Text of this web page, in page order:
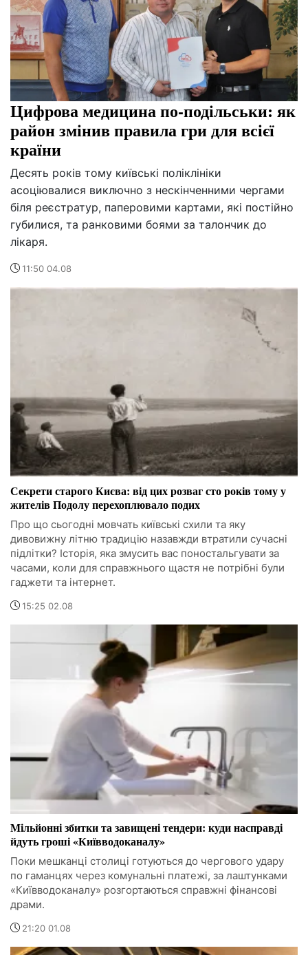
Цифрова медицина по-подільськи: як
район змінив правила гри для всієї
країни
Десять років тому київські поліклініки
асоціювалися виключно з нескінченними чергами
біля реєстратур, паперовими картами, які постійно
губилися, та ранковими боями за талончик до
лікаря.
11:50 04.08
Секрети старого Києва: від цих розваг сто років тому у
жителів Подолу перехоплювало подих
Про що сьогодні мовчать київські схили та яку
дивовижну літню традицію назавжди втратили сучасні
підлітки? Історія, яка змусить вас поностальгувати за
часами, коли для справжнього щастя не потрібні були
гаджети та інтернет.
15:25 02.08
Мільйонні збитки та завищені тендери: куди насправді
йдуть гроші «Київводоканалу»
Поки мешканці столиці готуються до чергового удару
по гаманцях через комунальні платежі, за лаштунками
«Київводоканалу» розгортаються справжні фінансові
драми.
21:20 01.08